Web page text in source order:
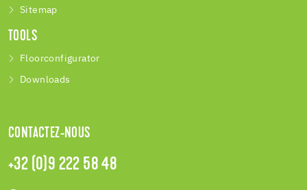
Sitemap
TOOLS
Floorconfigurator
Downloads
CONTACTEZ-NOUS
+32 (0)9 222 58 48